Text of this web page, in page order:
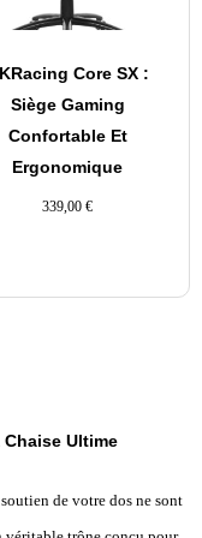
Core SX :
Siège Gaming
Confortable Et
Ergonomique
339,00 €
Chaise Ultime
de votre dos ne sont